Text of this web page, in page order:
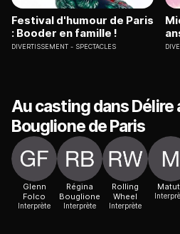
Festival d'humour de Paris
: Booder en famille !
DIVERTISSEMENT SPECTACLES
Au casting dans Délire
Bouglione de Paris
Glenn
Folco
Interprète
Régina
Bouglione
Interprète
Rolling
Wheel
Interprète